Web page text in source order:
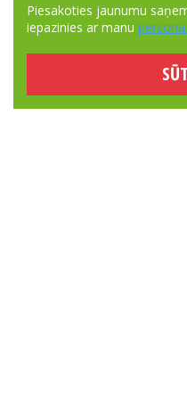
Piesakoties jaunumu
iepazinies ar manu